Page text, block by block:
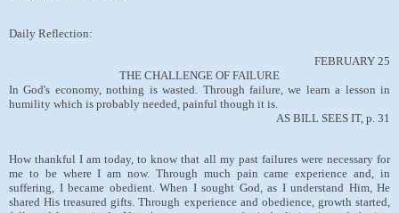
Daily Reflection:
FEBRUARY 25
THE CHALLENGE OF FAILURE
In God's economy, nothing is wasted. Through failure, we learn a lesson in
humility which is probably needed, painful though it is.
AS BILL SEES IT, p. 31
How thankful I am today, to know that all my past failures were necessary for
me to be where I am now. Through much pain came experience and, in
suffering, I became obedient. When I sought God, as I understand Him, He
shared His treasured gifts. Through experience and obedience, growth started,